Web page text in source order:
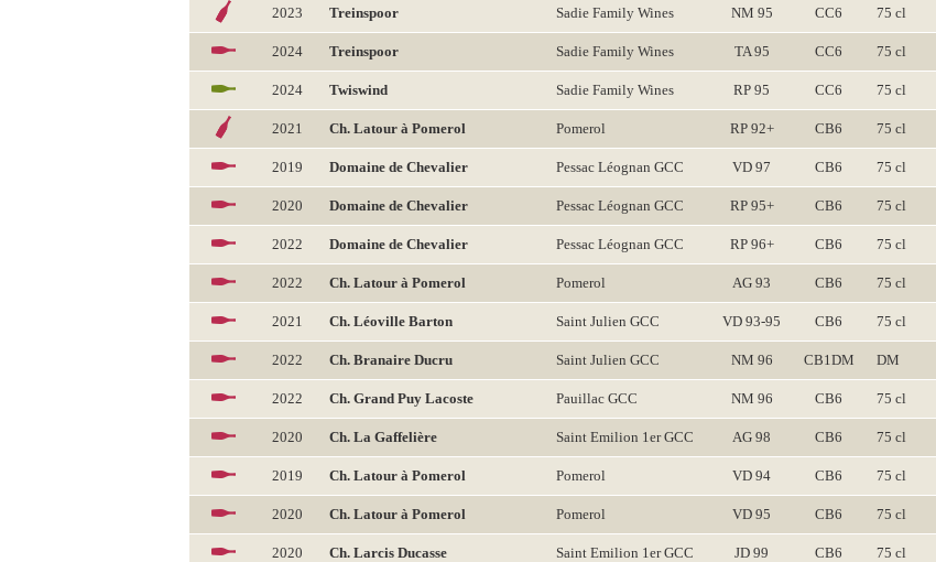
2023 Treinspoor Sadie Family Wines NM 95 CC6 75 cl
2024 Treinspoor Sadie Family Wines TA 95 CC6 75 cl
2024 Twiswind Sadie Family Wines RP 95 CC6 75 cl
2021 Ch. Latour à Pomerol Pomerol RP 92+ CB6 75 cl
2019 Domaine de Chevalier Pessac Léognan GCC VD 97 CB6 75 cl
2020 Domaine de Chevalier Pessac Léognan GCC RP 95+ CB6 75 cl
2022 Domaine de Chevalier Pessac Léognan GCC RP 96+ CB6 75 cl
2022 Ch. Latour à Pomerol Pomerol AG 93 CB6 75 cl
2021 Ch. Léoville Barton Saint Julien GCC VD 93-95 CB6 75 cl
2022 Ch. Branaire Ducru Saint Julien GCC NM 96 CB1DM DM
2022 Ch. Grand Puy Lacoste Pauillac GCC NM 96 CB6 75 cl
2020 Ch. La Gaffelière Saint Emilion 1er GCC AG 98 CB6 75 cl
2019 Ch. Latour à Pomerol Pomerol VD 94 CB6 75 cl
2020 Ch. Latour à Pomerol Pomerol VD 95 CB6 75 cl
2020 Ch. Larcis Ducasse Saint Emilion 1er GCC JD 99 CB6 75 cl